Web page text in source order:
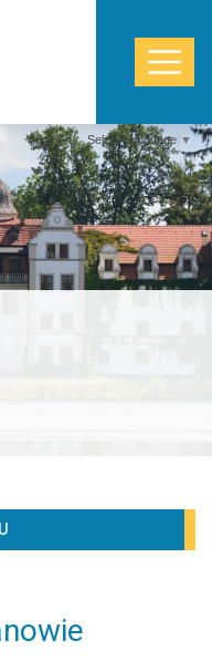
Select Language ▼